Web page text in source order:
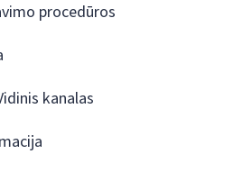
procedūros
kanalas